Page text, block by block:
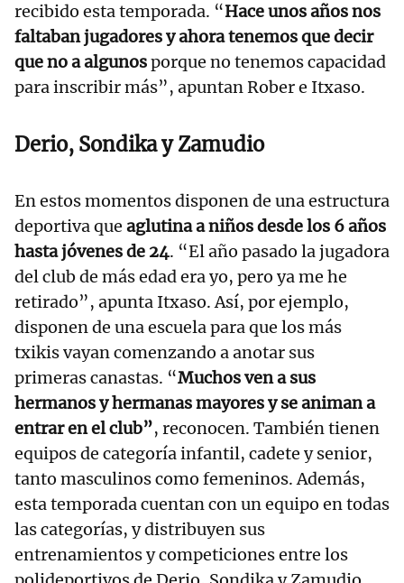
recibido esta temporada. “Hace unos años nos
faltaban jugadores y ahora tenemos que decir
que no a algunosporque no tenemos capacidad
para inscribir más”, apuntan Rober e Itxaso.
Derio, Sondika y Zamudio
En estos momentos disponen de una estructura
deportiva que aglutina a niños desde los 6 años
hasta jóvenes de 24. “El año pasado la jugadora
del club de más edad era yo, pero ya me he
retirado”, apunta Itxaso. Así, por ejemplo,
disponen de una escuela para que los más
txikis vayan comenzando a anotar sus
primeras canastas. “Muchos ven a sus
hermanos y hermanas mayores y se animan a
entrar en el club”, reconocen. También tienen
equipos de categoría infantil, cadete y senior,
tanto masculinos como femeninos. Además,
esta temporada cuentan con un equipo en todas
las categorías, y distribuyen sus
entrenamientos y competiciones entre los